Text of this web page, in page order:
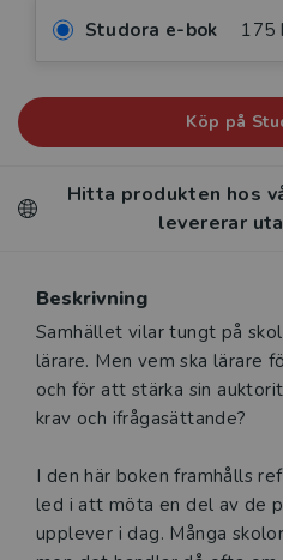
Studora e-bok 175
Köp på
Hitta produkten hos
levererar
Beskrivning
Beskrivning
Samhället vilar tungt på
lärare. Men vem ska lärare
och för att stärka sin
krav och ifrågasättande?
I den här boken framhålls
led i att möta en del av de
upplever i dag. Många